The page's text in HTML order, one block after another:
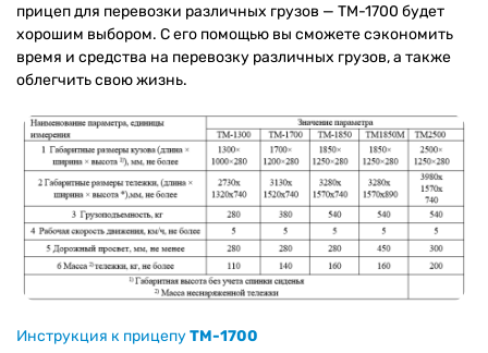
прицеп для перевозки различных грузов — ТМ-1700 будет
хорошим выбором. С его помощью вы сможете сэкономить
время и средства на перевозку различных грузов, а также
облегчить свою жизнь.
Инструкция к прицепуТМ-1700